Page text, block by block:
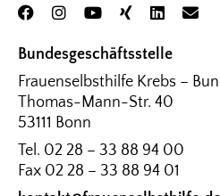
Bundesgeschäftsstelle
Frauenselbsthilfe Krebs –
Thomas-Mann-Str. 40
53111 Bonn
Tel. 02 28 – 33 88 94 00
Fax 02 28 – 33 88 94 01